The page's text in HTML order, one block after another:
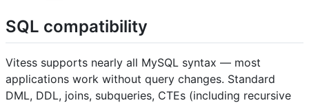
SQL compatibility
Vitess supports nearly all MySQL syntax — most
applications work without query changes. Standard
DML, DDL, joins, subqueries, CTEs (including recursive